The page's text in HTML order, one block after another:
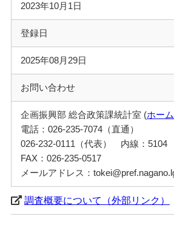
2023年10月1日
登録日
2025年08月29日
お問い合わせ
企画振興部 総合政策課統計室 (ホー
電話：026-235-7074（直通）
026-232-0111（代表） 内線：5104
FAX：026-235-0517
メールアドレス：
調査概要について（外部リンク）